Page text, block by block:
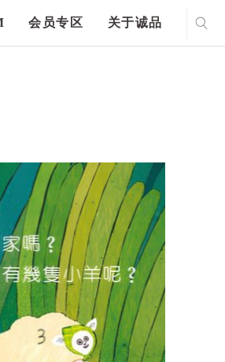
会员专区 关于诚品